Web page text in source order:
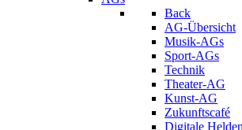
Back
AG-Übersicht
Musik-AGs
Sport-AGs
Technik
Theater-AG
Kunst-AG
Zukunftscafé
Digitale Helden